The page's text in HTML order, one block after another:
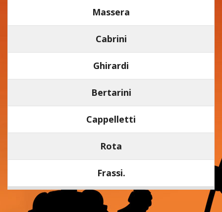
Massera
Cabrini
Ghirardi
Bertarini
Cappelletti
Rota
Frassi.